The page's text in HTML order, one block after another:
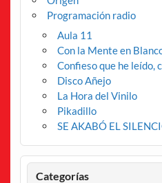
Programación radio
Aula 11
Con la Mente en
Confieso que he leído,
Disco Añejo
La Hora del Vinilo
Pikadillo
SE AKABÓ EL
Categorías